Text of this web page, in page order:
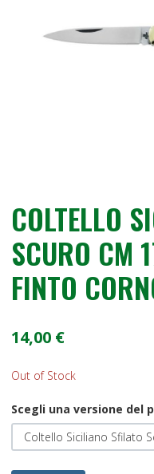
COLTELLO
SCURO CM
FINTO
14,00 €
Out of Stock
Scegli una versione del
Coltello Siciliano Sfilato